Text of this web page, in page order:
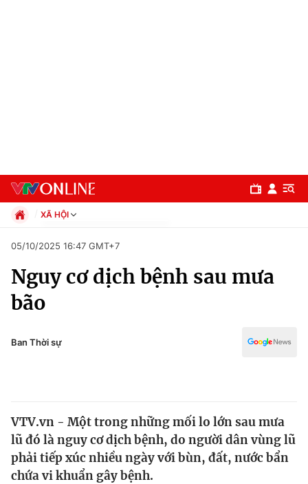
Chuyên mục
Chính trị
Y tế
Thế giới
XÃ HỘI
Xã hội
Pháp luật
Kinh tế
Văn hóa - Giải trí
Giáo dục
05/10/2025 16:47 GMT+7
Nguy cơ dịch bệnh sau mưa
bão
Ban Thời sự
VTV.vn - Một trong những mối lo lớn sau mưa
lũ đó là nguy cơ dịch bệnh, do người dân vùng lũ
phải tiếp xúc nhiều ngày với bùn, đất, nước bẩn
chứa vi khuẩn gây bệnh.